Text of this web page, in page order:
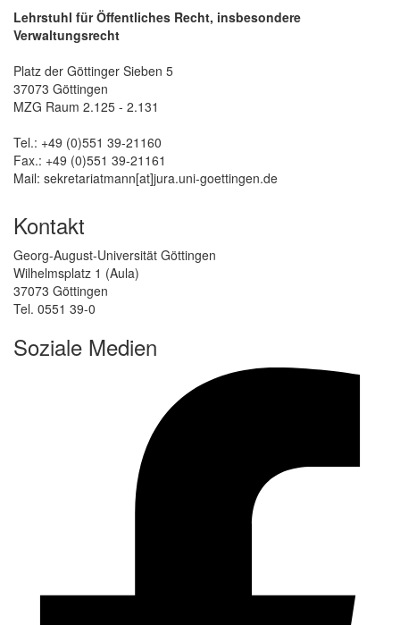
Lehrstuhl für Öffentliches Recht, insbesondere
Verwaltungsrecht
Platz der Göttinger Sieben 5
37073 Göttingen
MZG Raum 2.125 - 2.131
Tel.: +49 (0)551 39-21160
Fax.: +49 (0)551 39-21161
Mail: sekretariatmann[at]jura.uni-goettingen.de
Kontakt
Georg-August-Universität Göttingen
Wilhelmsplatz 1 (Aula)
37073 Göttingen
Tel. 0551 39-0
Soziale Medien